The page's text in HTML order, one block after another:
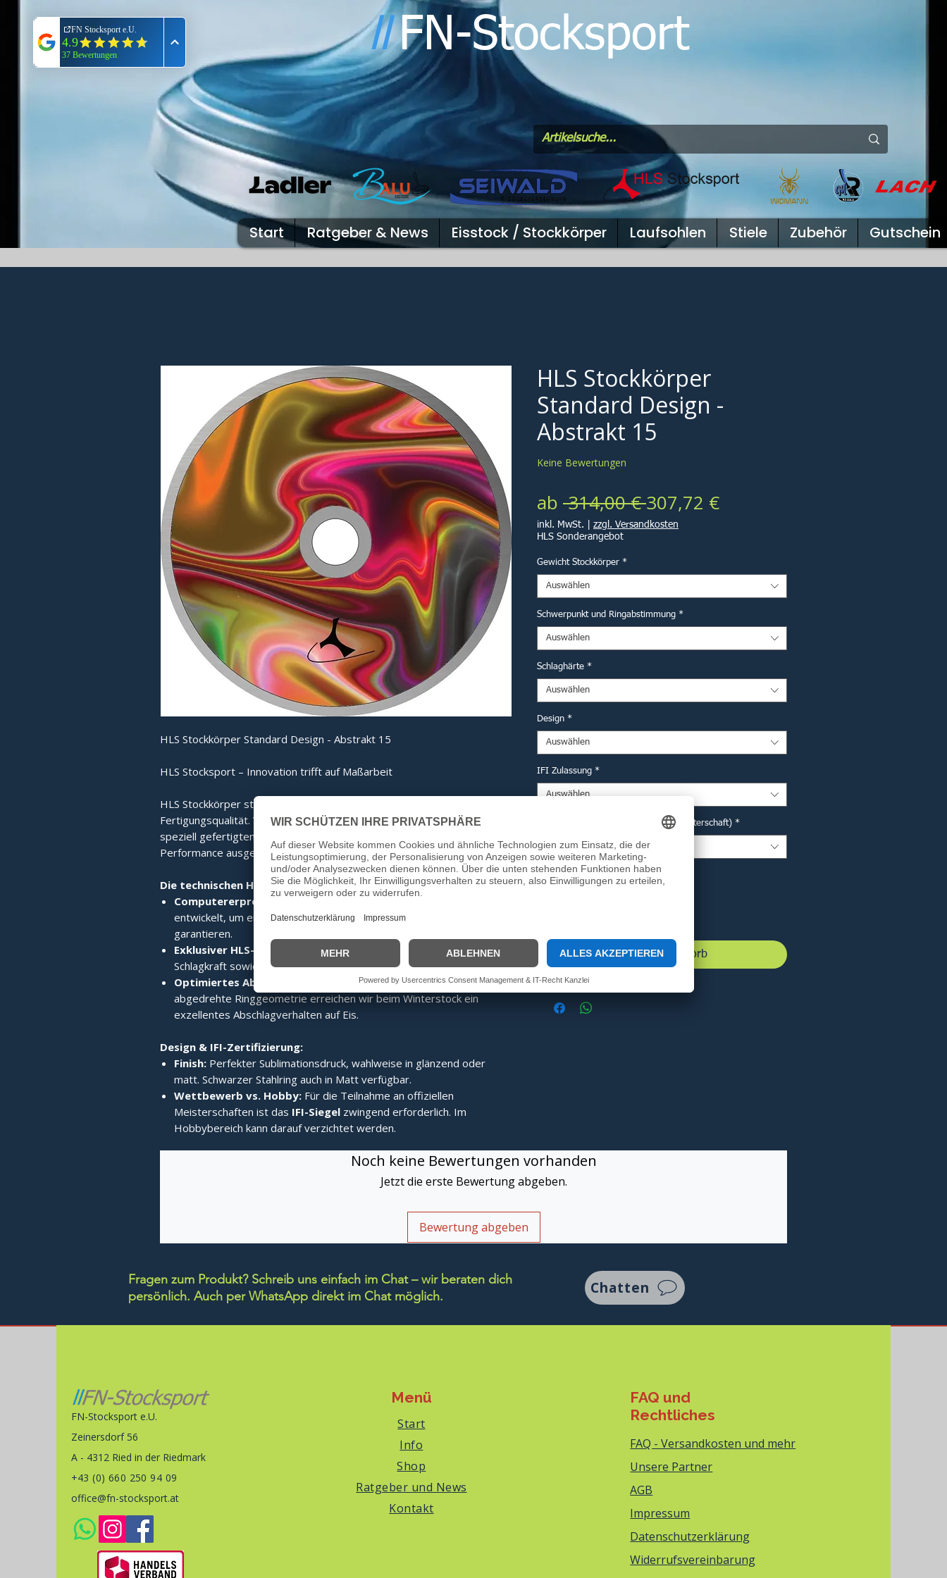
llFN-Stocksport
Start Ratgeber & News Eisstock / Stockkörper Laufsohlen Stiele Zubehör Gutschein
HLS Stockkörper Standard Design - Abstrakt 15
HLS Stocksport – Innovation trifft auf Maßarbeit
HLS Stockkörper stehen für moderne Technik und eine kompromisslose
Fertigungsqualität. Von der computererprobten Haube bis hin zum
speziell gefertigten Edelstahlring ist jedes Bauteil auf maximale
Performance ausgelegt.
Die technischen Highlights im Detail:
Computererprobte High-Tech-Haube:
entwickelt, um eine perfekte Kraftverteilung beim Aufprall zu
garantieren.
Exklusiver HLS-Edelstahlring:Speziell gefertigt für überragende
Schlagkraft sowie enormes Fang- und Stehvermögen.
Optimiertes Abschlagverhalten:
Durch eine speziell ans Limit
abgedrehte Ringgeometrie erreichen wir beim Winterstock ein
exzellentes Abschlagverhalten auf Eis.
Design & IFI-Zertifizierung:
Finish: Perfekter Sublimationsdruck, wahlweise in glänzend oder
matt. Schwarzer Stahlring auch in Matt verfügbar.
Wettbewerb vs. Hobby: Für die Teilnahme an offiziellen
Meisterschaften ist das IFI-Siegel zwingend erforderlich. Im
Hobbybereich kann darauf verzichtet werden.
HLS Stockkörper
Standard Design -
Abstrakt 15
Keine Bewertungen
ab 314,00 € Standardpreis
307,72 €Sale-
inkl. MwSt.
zzgl. Versandkosten
HLS Sonderangebot
Gewicht Stockkörper *
Auswählen
Schwerpunkt und Ringabstimmung *
Auswählen
Schlaghärte *
Auswählen
Design *
Auswählen
IFI Zulassung *
Auswählen
Option DESV Siegel (für Deutsche Meisterschaft) *
Auswählen
Anzahl*
In den Warenkorb
Noch keine Bewertungen vorhanden
Jetzt die erste Bewertung abgeben.
Bewertung abgeben
Fragen zum Produkt? Schreib uns einfach im Chat – wir beraten dich
persönlich. Auch per WhatsApp direkt im Chat möglich. Chatten
FN-Stocksport e.U.
Zeinersdorf 56
A - 4312 Ried in der Riedmark
+43 (0) 660 250 94 09
office@fn-stocksport.at
Menü
Start
Info
Shop
Ratgeber und News
Kontakt
FAQ und
Rechtliches
FAQ - Versandkosten und mehr
Unsere Partner
AGB
Impressum
Datenschutzerklärung
Widerrufsvereinbarung